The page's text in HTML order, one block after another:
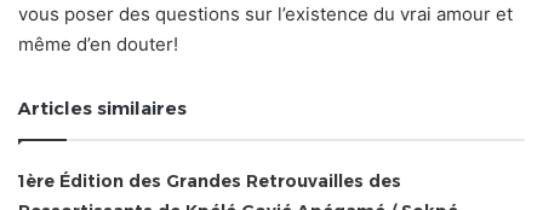
vous poser des questions sur l’existence du vrai amour et
même d’en douter!
Articles similaires
1ère Édition des Grandes Retrouvailles des